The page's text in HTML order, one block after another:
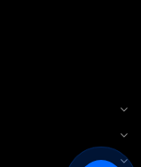
phiên bản mới.
bao gồm khá
hiện. Nó đòi hỏi rất
thợ Việt để cho ra